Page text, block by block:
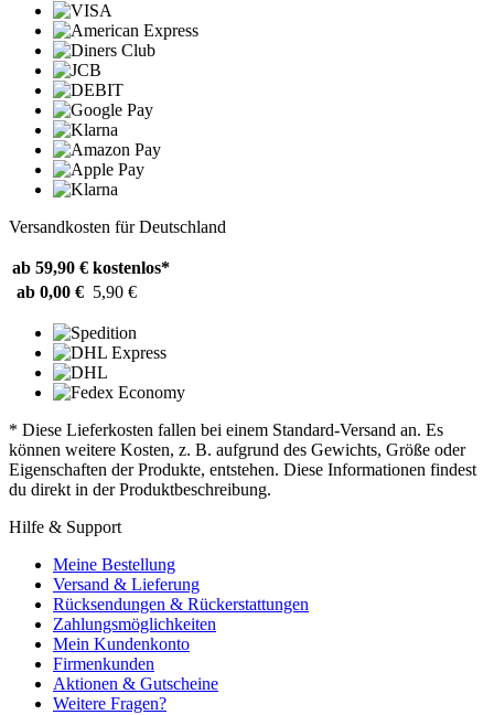
Versandkosten für Deutschland
ab 59,90 € kostenlos*
ab 0,00 € 5,90 €
* Diese Lieferkosten fallen bei einem Standard-Versand an. Es
können weitere Kosten, z. B. aufgrund des Gewichts, Größe oder
Eigenschaften der Produkte, entstehen. Diese Informationen findest
du direkt in der Produktbeschreibung.
Hilfe & Support
Meine Bestellung
Versand & Lieferung
Rücksendungen & Rückerstattungen
Zahlungsmöglichkeiten
Mein Kundenkonto
Firmenkunden
Aktionen & Gutscheine
Weitere Fragen?